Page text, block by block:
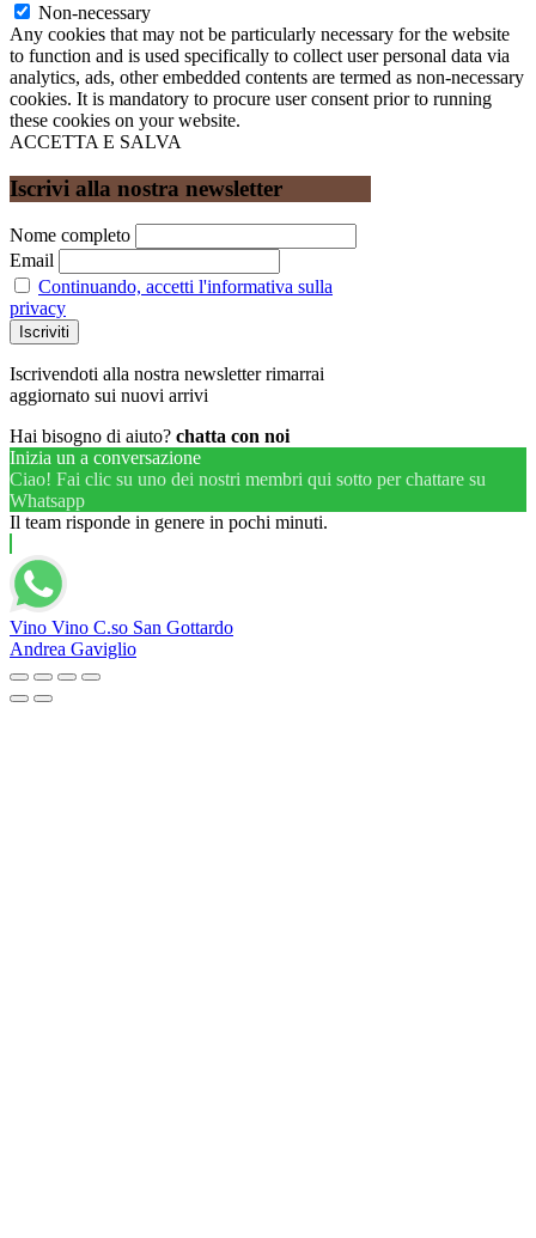
Non-necessary
Any cookies that may not be particularly necessary for the website
to function and is used specifically to collect user personal data via
analytics, ads, other embedded contents are termed as non-necessary
cookies. It is mandatory to procure user consent prior to running
these cookies on your website.
ACCETTA E SALVA
Iscrivi alla nostra newsletter
Nome completo
Email
Continuando, accetti l'informativa sulla
privacy
Iscrivendoti alla nostra newsletter rimarrai
aggiornato sui nuovi arrivi
Hai bisogno di aiuto? chatta con noi
Inizia un a conversazione
Ciao! Fai clic su uno dei nostri membri qui sotto per chattare su
Whatsapp
Il team risponde in genere in pochi minuti.
Vino Vino C.so San Gottardo
Andrea Gaviglio